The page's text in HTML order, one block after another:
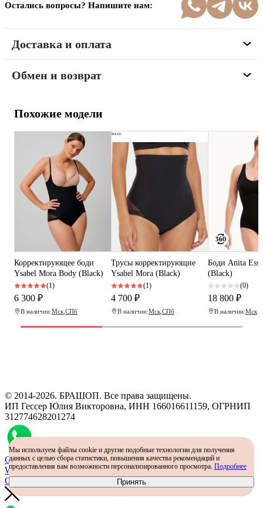
Остались вопросы? Напишите нам:
Доставка и оплата
Обмен и возврат
Похожие модели
Корректирующее боди
Ysabel Mora Body (Black)
(1)
6 300 ₽
В наличии:Мск СПб
BASE
Трусы корректирующие
Ysabel Mora (Black)
(1)
4 700 ₽
В наличии:Мск СПб
Боди Anita
(Black)
(0)
18 800 ₽
В наличии:Мск
© 2014-2026. БРАШОП. Все права защищены.
ИП Гессер Юлия Викторовна, ИНН 166016611159, ОГРНИП
312774628201274
Самый простой способ определить размер - консультация в
WhatsApp
Определить размер
Мы используем файлы cookie и другие подобные технологии для получения
данных с целью сбора статистики, повышения качества рекомендаций и
предоставления вам возможности персонализированного просмотра. Подробнее
Принять